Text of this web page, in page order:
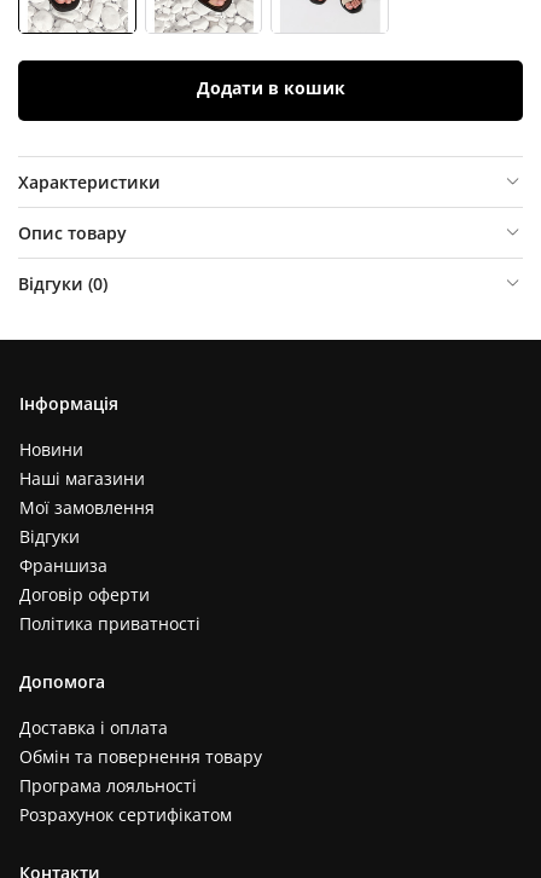
Додати в кошик
Характеристики
Опис товару
Відгуки (0)
Інформація
Новини
Наші магазини
Мої замовлення
Відгуки
Франшиза
Договір оферти
Політика приватності
Допомога
Доставка і оплата
Обмін та повернення товару
Програма лояльності
Розрахунок сертифікатом
Контакти